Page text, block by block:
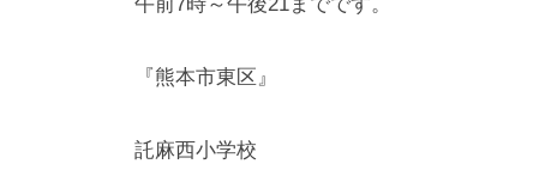
午前7時～午後21までです。
『熊本市東区』
託麻西小学校